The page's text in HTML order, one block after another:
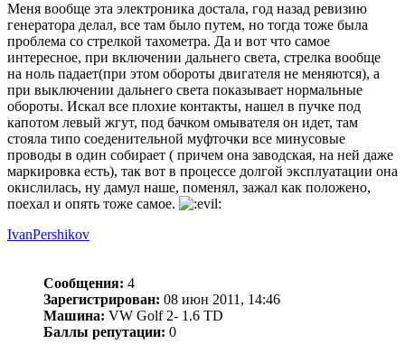
Меня вообще эта электроника достала, год назад ревизию
генератора делал, все там было путем, но тогда тоже была
проблема со стрелкой тахометра. Да и вот что самое
интересное, при включении дальнего света, стрелка вообще
на ноль падает(при этом обороты двигателя не меняются), а
при выключении дальнего света показывает нормальные
обороты. Искал все плохие контакты, нашел в пучке под
капотом левый жгут, под бачком омывателя он идет, там
стояла типо соеденительной муфточки все минусовые
проводы в один собирает ( причем она заводская, на ней даже
маркировка есть), так вот в процессе долгой эксплуатации она
окислилась, ну дамул наше, поменял, зажал как положено,
поехал и опять тоже самое.
IvanPershikov
Сообщения: 4
Зарегистрирован: 08 июн 2011, 14:46
Машина: VW Golf 2- 1.6 TD
Баллы репутации: 0